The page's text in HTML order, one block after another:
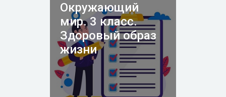
Окружающий
мир. 3 класс.
Здоровый образ
жизни